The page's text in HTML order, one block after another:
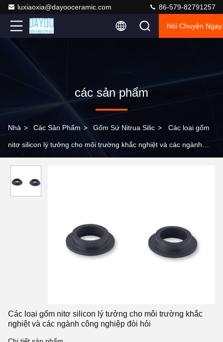
luxiaoxia@dayooceramic.com 86-579-82791257
Nói Chuyện Ngay.
các sản phẩm
Nhà > Các Sản Phẩm > Gốm Sứ Nitrua Silic > Các loại gốm
nitơ silicon lý tưởng cho môi trường khắc nghiệt và các ngành
Các loại gốm nitơ silicon lý tưởng cho môi trường khắc
nghiệt và các ngành công nghiệp đòi hỏi